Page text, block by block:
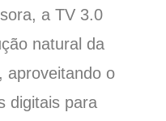
a TV 3.0
natural da
aproveitando o
digitais para